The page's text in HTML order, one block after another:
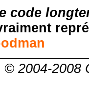
code
© 2004-2008